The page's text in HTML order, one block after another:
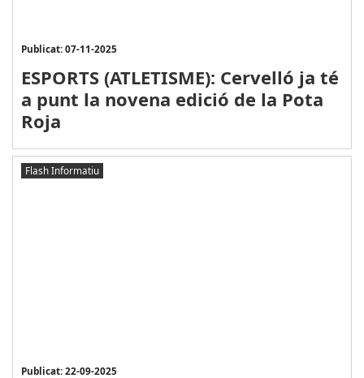
Publicat: 07-11-2025
ESPORTS (ATLETISME): Cervelló ja té
a punt la novena edició de la Pota
Roja
Flash Informatiu
Publicat: 22-09-2025